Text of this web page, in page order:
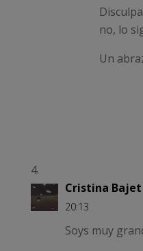
no, lo
Un
Cristina Bajet
20:13
Soys muy